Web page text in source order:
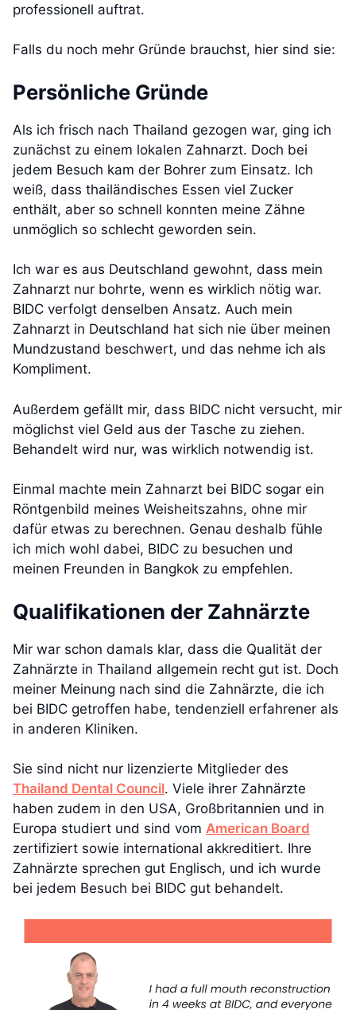
professionell auftrat.
Falls du noch mehr Gründe brauchst, hier sind sie:
Persönliche Gründe
Als ich frisch nach Thailand gezogen war, ging ich
zunächst zu einem lokalen Zahnarzt. Doch bei
jedem Besuch kam der Bohrer zum Einsatz. Ich
weiß, dass thailändisches Essen viel Zucker
enthält, aber so schnell konnten meine Zähne
unmöglich so schlecht geworden sein.
Ich war es aus Deutschland gewohnt, dass mein
Zahnarzt nur bohrte, wenn es wirklich nötig war.
BIDC verfolgt denselben Ansatz. Auch mein
Zahnarzt in Deutschland hat sich nie über meinen
Mundzustand beschwert, und das nehme ich als
Kompliment.
Außerdem gefällt mir, dass BIDC nicht versucht, mir
möglichst viel Geld aus der Tasche zu ziehen.
Behandelt wird nur, was wirklich notwendig ist.
Einmal machte mein Zahnarzt bei BIDC sogar ein
Röntgenbild meines Weisheitszahns, ohne mir
dafür etwas zu berechnen. Genau deshalb fühle
ich mich wohl dabei, BIDC zu besuchen und
meinen Freunden in Bangkok zu empfehlen.
Qualifikationen der Zahnärzte
Mir war schon damals klar, dass die Qualität der
Zahnärzte in Thailand allgemein recht gut ist. Doch
meiner Meinung nach sind die Zahnärzte, die ich
bei BIDC getroffen habe, tendenziell erfahrener als
in anderen Kliniken.
Sie sind nicht nur lizenzierte Mitglieder des
Thailand Dental Council. Viele ihrer Zahnärzte
haben zudem in den USA, Großbritannien und in
Europa studiert und sind vom American Board
zertifiziert sowie international akkreditiert. Ihre
Zahnärzte sprechen gut Englisch, und ich wurde
bei jedem Besuch bei BIDC gut behandelt.